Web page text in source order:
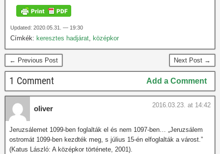
Updated: 2020.05.31. — 19:30
Címkék: keresztes hadjárat, középkor
← Previous Post Next Post →
1 Comment Add a Comment
oliver 2016.03.23. at 14:42
Jeruzsálemet 1099-ben foglalták el és nem 1097-ben… „Jeruzsálem
ostromát 1099-ben kezdték meg, s július 15-én elfoglalták a várost.”
(Katus László: A középkor története, 2001).